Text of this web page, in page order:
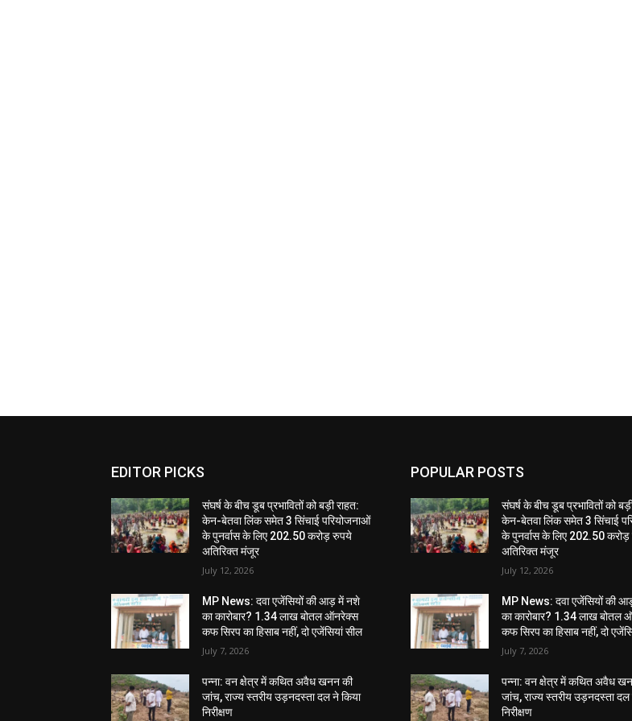
EDITOR PICKS
संघर्ष के बीच डूब प्रभावितों को बड़ी राहत:
केन-बेतवा लिंक समेत 3 सिंचाई परियोजनाओं
के पुनर्वास के लिए 202.50 करोड़ रुपये
अतिरिक्त मंजूर
July 12, 2026
MP News: दवा एजेंसियों की आड़ में नशे
का कारोबार? 1.34 लाख बोतल ऑनरेक्स
कफ सिरप का हिसाब नहीं, दो एजेंसियां सील
July 7, 2026
पन्ना: वन क्षेत्र में कथित अवैध खनन की
जांच, राज्य स्तरीय उड़नदस्ता दल ने किया
निरीक्षण
POPULAR POSTS
संघर्ष के बीच डूब प्रभावितों को
केन-बेतवा लिंक समेत 3 सिंचाई
के पुनर्वास के लिए 202.50
अतिरिक्त मंजूर
July 12, 2026
MP News: दवा एजेंसियों की
का कारोबार? 1.34 लाख बोतल
कफ सिरप का हिसाब नहीं, दो
July 7, 2026
पन्ना: वन क्षेत्र में कथित अवैध
जांच, राज्य स्तरीय उड़नदस्ता दल
निरीक्षण